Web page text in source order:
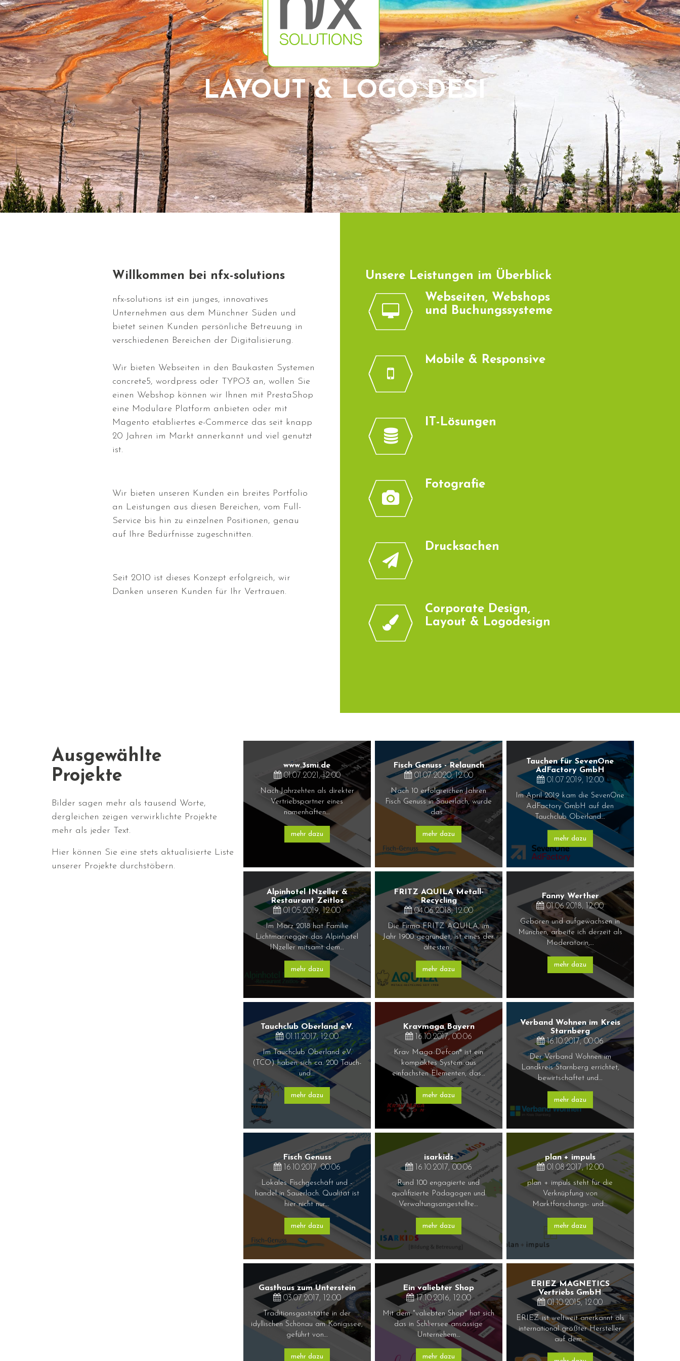
DRUCKSACHEN|
Willkommen bei nfx-solutions
nfx-solutions ist ein junges, innovatives
Unternehmen aus dem Münchner Süden und
bietet seinen Kunden persönliche Betreuung in
verschiedenen Bereichen der Digitalisierung.
Wir bieten Webseiten in den Baukasten Systemen
concrete5, wordpress oder TYPO3 an, wollen Sie
einen Webshop können wir Ihnen mit PrestaShop
eine Modulare Platform anbieten oder mit
Magento etabliertes e-Commerce das seit knapp
20 Jahren im Markt annerkannt und viel genutzt
ist.
Wir bieten unseren Kunden ein breites Portfolio
an Leistungen aus diesen Bereichen, vom Full-
Service bis hin zu einzelnen Positionen, genau
auf Ihre Bedürfnisse zugeschnitten.
Seit 2010 ist dieses Konzept erfolgreich, wir
Danken unseren Kunden für Ihr Vertrauen.
Unsere Leistungen im Überblick
Webseiten, Webshops
und Buchungssysteme
Mobile & Responsive
IT-Lösungen
Fotografie
Drucksachen
Corporate Design,
Layout & Logodesign
Ausgewählte
Projekte
Bilder sagen mehr als tausend Worte,
dergleichen zeigen verwirklichte Projekte
mehr als jeder Text.
Hier können Sie eine stets aktualisierte Liste
unserer Projekte durchstöbern.
www.3smi.de
01.07.2021, 12:00
Nach Jahrzehten als direkter
Vertriebspartner eines
namenhaften…
mehr dazu
Fisch Genuss - Relaunch
01.07.2020, 12:00
Nach 10 erfolgreichen Jahren
Fisch Genuss in Sauerlach, wurde
das…
mehr dazu
Tauchen für SevenOne
AdFactory GmbH
01.07.2019, 12:00
Im April 2019 kam die SevenOne
AdFactory GmbH auf den
Tauchclub Oberland…
mehr dazu
Alpinhotel INzeller &
Restaurant Zeitlos
01.05.2019, 12:00
Im März 2018 hat Familie
Lichtmannegger das Alpinhotel
INzeller mitsamt dem…
mehr dazu
FRITZ AQUILA Metall-
Recycling
04.06.2018, 12:00
Die Firma FRITZ AQUILA, im
Jahr 1900 gegründet, ist eines der
ältesten…
mehr dazu
Fanny Werther
01.06.2018, 12:00
Geboren und aufgewachsen in
München, arbeite ich derzeit als
Moderatorin,…
mehr dazu
Tauchclub Oberland e.V.
01.11.2017, 12:00
Im Tauchclub Oberland e.V.
(TCO) haben sich ca. 200 Tauch-
und…
mehr dazu
Kravmaga Bayern
16.10.2017, 00:06
Krav Maga Defcon® ist ein
kompaktes System aus
einfachsten Elementen, das…
mehr dazu
Verband Wohnen im Kreis
Starnberg
16.10.2017, 00:06
Der Verband Wohnen im
Landkreis Starnberg errichtet,
bewirtschaftet und…
mehr dazu
Fisch Genuss
16.10.2017, 00:06
Lokales Fischgeschäft und -
handel in Sauerlach. Qualität ist
hier nicht nur…
mehr dazu
isarkids
16.10.2017, 00:06
Rund 100 engagierte und
qualifizierte Pädagogen und
Verwaltungsangestellte…
mehr dazu
plan + impuls
01.08.2017, 12:00
plan + impuls steht für die
Verknüpfung von
Marktforschungs- und…
mehr dazu
Gasthaus zum Unterstein
03.07.2017, 12:00
Traditionsgaststätte in der
idyllischen Schönau am Königssee,
geführt von…
mehr dazu
Ein valiebter Shop
17.10.2016, 12:00
Mit dem "valiebten Shop" hat sich
das in Schliersee ansässige
Unternehem…
mehr dazu
ERIEZ MAGNETICS
Vertriebs GmbH
01.10.2015, 12:00
ERIEZ ist weltweit anerkannt als
international größter Hersteller
auf dem…